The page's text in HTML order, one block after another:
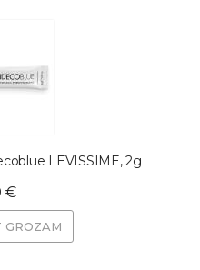
LEVISSIME, 2g
€
GROZAM